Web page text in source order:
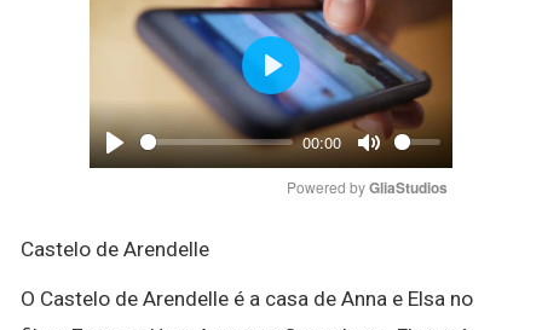
Play
00:00
Mute
Play
Powered by GliaStudios
Castelo de Arendelle
O Castelo de Arendelle é a casa de Anna e Elsa no